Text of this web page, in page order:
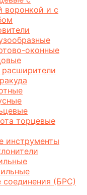
воронкой и с
оконные
торцевые
инструменты
(БРС)